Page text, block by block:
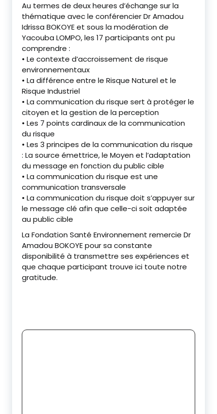
Au termes de deux heures d’échange sur la
thématique avec le conférencier Dr Amadou
Idrissa BOKOYE et sous la modération de
Yacouba LOMPO, les 17 participants ont pu
comprendre :
• Le contexte d’accroissement de risque
environnementaux
• La différence entre le Risque Naturel et le
Risque Industriel
• La communication du risque sert à protéger le
citoyen et la gestion de la perception
• Les 7 points cardinaux de la communication
du risque
• Les 3 principes de la communication du risque
: La source émettrice, le Moyen et l’adaptation
du message en fonction du public cible
• La communication du risque est une
communication transversale
• La communication du risque doit s’appuyer sur
le message clé afin que celle-ci soit adaptée
au public cible
La Fondation Santé Environnement remercie Dr
Amadou BOKOYE pour sa constante
disponibilité à transmettre ses expériences et
que chaque participant trouve ici toute notre
gratitude.